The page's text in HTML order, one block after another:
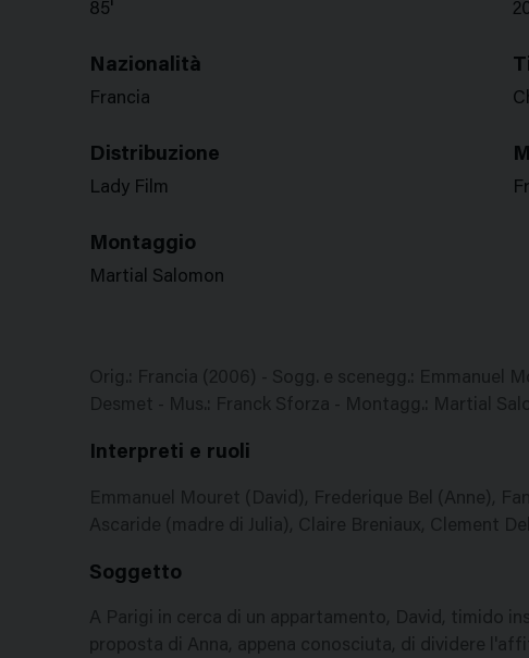
85'
Nazionalità
Francia
Distribuzione
Lady Film
Montaggio
Martial Salomon
Orig.: Francia (2006) - Sogg. e scenegg.: Emmanuel
Desmet - Mus.: Franck Sforza - Montagg.: Martial
Interpreti e ruoli
Emmanuel Mouret (David), Frederique Bel (Anne),
Ascaride (madre di Julia), Claire Breniaux, Clement
Soggetto
A Parigi in cerca di un appartamento, David, timido
proposta di Anna, appena conosciuta, di dividere